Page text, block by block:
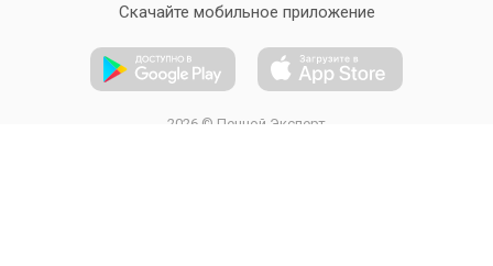
Скачайте мобильное приложение
2026 © Печной Эксперт